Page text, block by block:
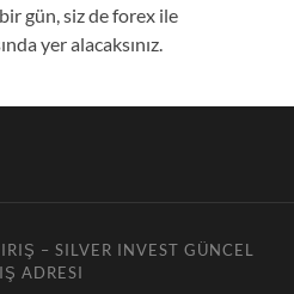
gün, siz de forex ile
yer alacaksınız.
– SILVER INVEST GÜNCEL
ADRESI